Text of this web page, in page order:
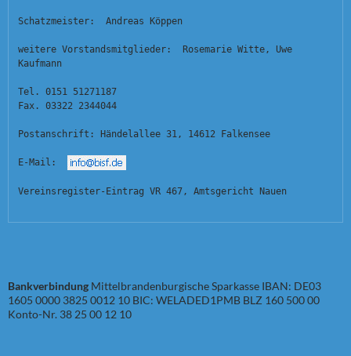
Schatzmeister:  Andreas Köppen
weitere Vorstandsmitglieder:  Rosemarie Witte, Uwe
Kaufmann
Tel. 0151 51271187
Fax. 03322 2344044
Postanschrift: Händelallee 31, 14612 Falkensee
E-Mail:
Vereinsregister-Eintrag VR 467, Amtsgericht Nauen
Bankverbindung Mittelbrandenburgische Sparkasse IBAN: DE03
1605 0000 3825 0012 10 BIC: WELADED1PMB BLZ 160 500 00
Konto-Nr. 38 25 00 12 10